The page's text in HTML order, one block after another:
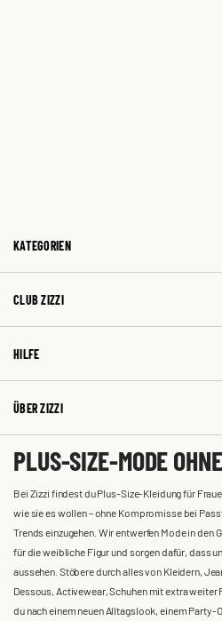
KATEGORIEN
CLUB ZIZZI
HILFE
ÜBER ZIZZI
PLUS-SIZE-MODE
Bei Zizzi findest du Plus-Size-Kleidung für
wie sie es wollen – ohne Kompromisse bei
Trends einzugehen. Wir entwerfen Mode in den
für die weibliche Figur und sorgen dafür, dass
aussehen. Stöbere durch alles von Kleidern,
Dessous, Activewear, Schuhen mit extra
du nach einem neuen Alltagslook, einem